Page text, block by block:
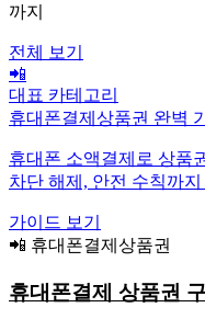
까지
전체 보기
📲
대표 카테고리
휴대폰결제상품권 완벽
휴대폰 소액결제로 상품
차단 해제, 안전 수칙까
가이드 보기
📲 휴대폰결제상품권
휴대폰결제 상품권